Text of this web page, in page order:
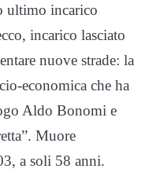
ultimo incarico
incarico lasciato
nuove strade: la
economica che ha
Aldo Bonomi e
Muore
a soli 58 anni.